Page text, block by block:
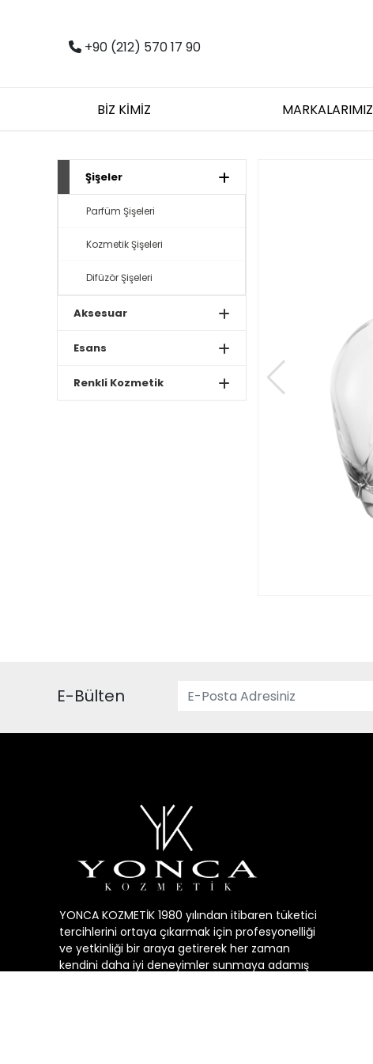
+90 (212) 570 17 90
BİZ KİMİZ MARKALARIMIZ
Şişeler
Parfüm Şişeleri
Kozmetik Şişeleri
Difüzör Şişeleri
Aksesuar
Esans
Renkli Kozmetik
E-Bülten
YONCA KOZMETİK 1980 yılından itibaren tüketici
tercihlerini ortaya çıkarmak için profesyonelliği
ve yetkinliği bir araya getirerek her zaman
kendini daha iyi deneyimler sunmaya adamış